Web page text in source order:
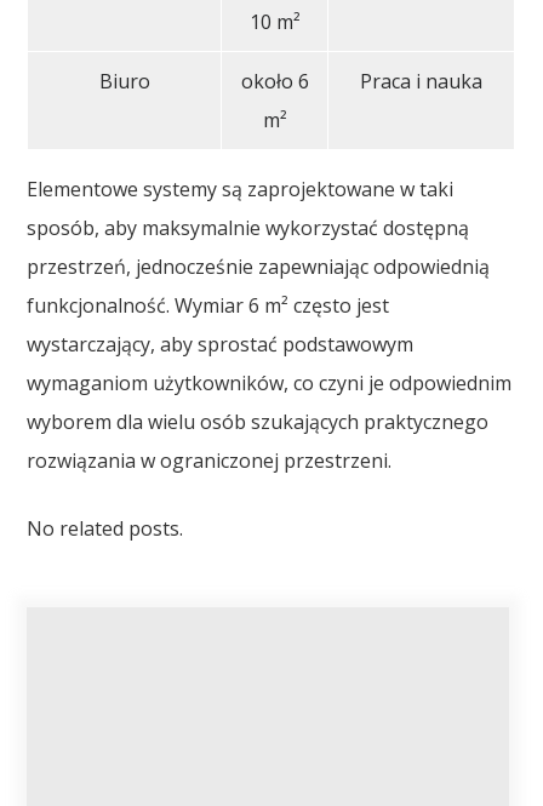
10 m²
Biuro
około 6
m²
Praca i nauka
Elementowe systemy są zaprojektowane w taki
sposób, aby maksymalnie wykorzystać dostępną
przestrzeń, jednocześnie zapewniając odpowiednią
funkcjonalność. Wymiar 6 m² często jest
wystarczający, aby sprostać podstawowym
wymaganiom użytkowników, co czyni je odpowiednim
wyborem dla wielu osób szukających praktycznego
rozwiązania w ograniczonej przestrzeni.
No related posts.